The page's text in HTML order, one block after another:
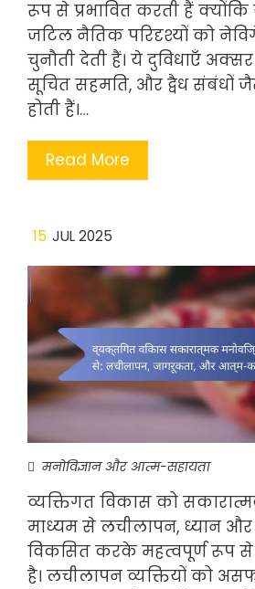
रूप से प्रभावित करती हैं क्योंकि
जटिल नैतिक परिदृश्यों को
चुनौती देती हैं। ये दुविधाएँ
सूचित सहमति, और द्वैध संबंधों
होती हैं।…
Read More
15 JUL 2025
मनोविज्ञान और आत्म-सहायता
व्यक्तिगत विकास को
माध्यम से लचीलापन, ध्यान
विकसित करके महत्वपूर्ण रूप से
है। लचीलापन व्यक्तियों को